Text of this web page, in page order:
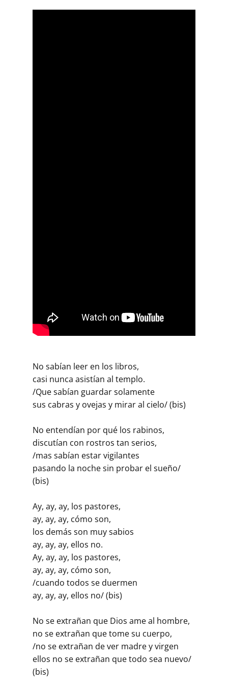
No sabían leer en los libros,
casi nunca asistían al templo.
/Que sabían guardar solamente
sus cabras y ovejas y mirar al cielo/ (bis)
No entendían por qué los rabinos,
discutían con rostros tan serios,
/mas sabían estar vigilantes
pasando la noche sin probar el sueño/
(bis)
Ay, ay, ay, los pastores,
ay, ay, ay, cómo son,
los demás son muy sabios
ay, ay, ay, ellos no.
Ay, ay, ay, los pastores,
ay, ay, ay, cómo son,
/cuando todos se duermen
ay, ay, ay, ellos no/ (bis)
No se extrañan que Dios ame al hombre,
no se extrañan que tome su cuerpo,
/no se extrañan de ver madre y virgen
ellos no se extrañan que todo sea nuevo/
(bis)